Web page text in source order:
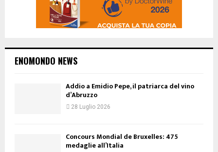
ENOMONDO NEWS
Addio a Emidio Pepe, il patriarca del vino
d’Abruzzo
28 Luglio 2026
Concours Mondial de Bruxelles: 475
medaglie all’Italia